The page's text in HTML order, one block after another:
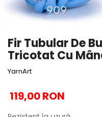
Fir Tubular De
Tricotat Cu
YarnArt
119,00 RON